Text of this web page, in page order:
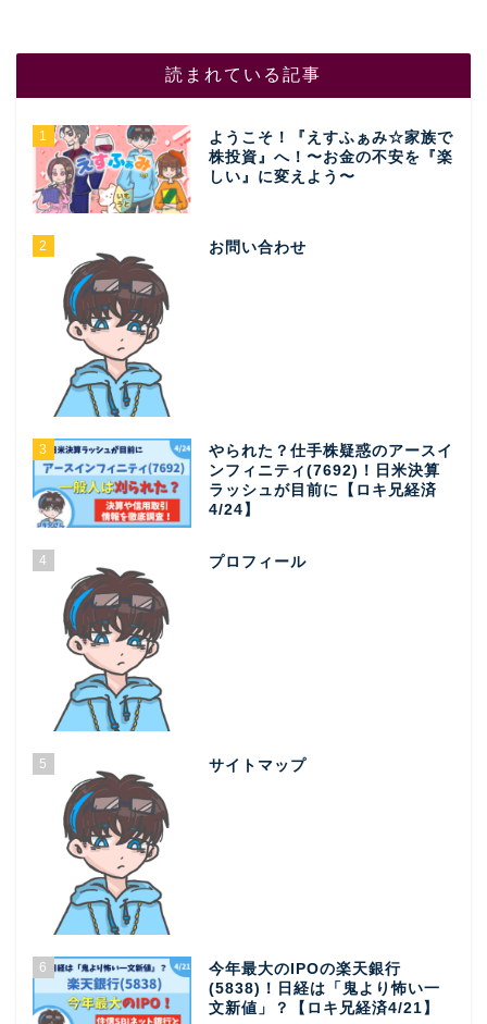
読まれている記事
1
ようこそ！『えすふぁみ☆家族で
株投資』へ！〜お金の不安を『楽
しい』に変えよう〜
2 お問い合わせ
3
やられた？仕手株疑惑のアースイ
ンフィニティ(7692)！日米決算
ラッシュが目前に【ロキ兄経済
4/24】
4 プロフィール
5 サイトマップ
6
今年最大のIPOの楽天銀行
(5838)！日経は「鬼より怖い一
文新値」？【ロキ兄経済4/21】